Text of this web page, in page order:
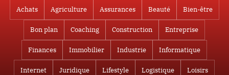
Achats Agriculture Assurances Beauté Bien-être
Bon plan Coaching Construction Entreprise
Finances Immobilier Industrie Informatique
Internet Juridique Lifestyle Logistique Loisirs